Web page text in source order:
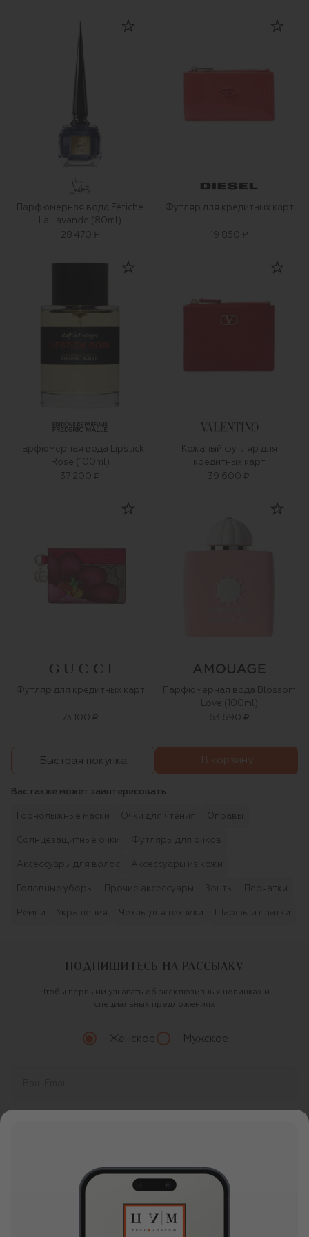
Парфюмерная вода Fétiche
La Lavande (80ml)
28 470 ₽
Футляр для кредитных карт
19 850 ₽
Парфюмерная вода Lipstick
Rose (100ml)
37 200 ₽
Кожаный футляр для
кредитных карт
39 600 ₽
Футляр для кредитных карт
73 100 ₽
Парфюмерная вода Blossom
Love (100ml)
63 690 ₽
Быстрая покупка В корзину
Вас также может заинтересовать
Горнолыжные маски Очки для чтения Оправы
Солнцезащитные очки Футляры для очков
Аксессуары для волос Аксессуары из кожи
Головные уборы Прочие аксессуары Зонты Перчатки
Ремни Украшения Чехлы для техники Шарфы и платки
ПОДПИШИТЕСЬ НА РАССЫЛКУ
Чтобы первыми узнавать об эксклюзивных новинках и
специальных предложениях
Женское Мужское
О ЦУМ
О магазине
Новости и события
ОНЛАЙН ПОКУПКИ